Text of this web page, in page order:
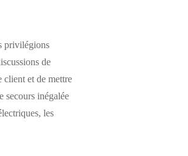
privilégions
de
client et de mettre
secours inégalée
les